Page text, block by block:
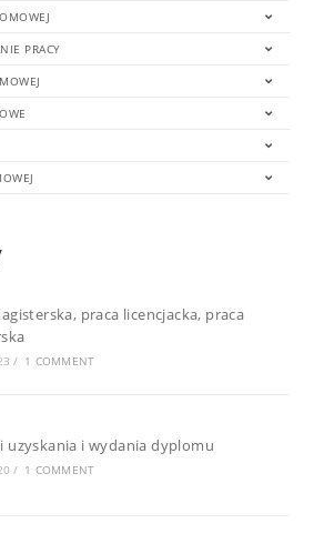
PRACY
praca licencjacka, praca
/ 1 COMMENT
uzyskania i wydania dyplomu
/ 1 COMMENT